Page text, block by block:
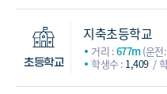
초등학교
지축초등학교
거리 :677m(운전
학생수 : 1,409